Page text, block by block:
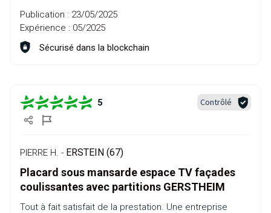
Publication : 23/05/2025
Expérience : 05/2025
Sécurisé dans la blockchain
5 Contrôlé
PIERRE H. - ERSTEIN (67)
Placard sous mansarde espace TV façades
coulissantes avec partitions GERSTHEIM
Tout à fait satisfait de la prestation. Une entreprise